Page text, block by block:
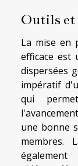
Outils et
La mise en
efficace est
dispersées
impératif
qui
une bonne
membres.